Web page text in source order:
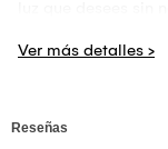
función que
noche hasta